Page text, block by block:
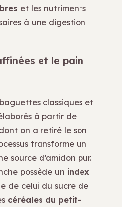
et les nutriments
à une digestion
et le pain
classiques et
à partir de
dont on a retiré le son
transforme un
source d’amidon pur.
possède un index
de celui du sucre de
céréales du petit-